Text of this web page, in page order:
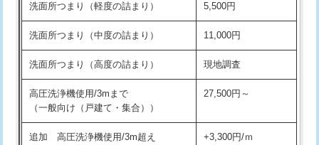
モルタル補修（厚さ10㎝超え） 38,500円
洗面台設置 38,500円
バスタブ設置 現場見積
追加人工 16,500円
廃棄・処分
持込商品取付（混合水栓） 16,500円
持込商品取付（浄水器・分岐水栓） 16,500円
給水管工事※（ホール加工) 16,500円
給水管工事※（バンド止め)
給水管工事※（支持金具設置) 5,500円
洗面所つまり（軽度の詰まり） 5,500円
洗面所つまり（中度の詰まり） 11,000円
洗面所つまり（高度の詰まり） 現地調査
高圧洗浄機使用/3mまで
（一般向け（戸建て・集合））
27,500円～
追加 高圧洗浄機使用/3m超え
+3,300円/ｍ